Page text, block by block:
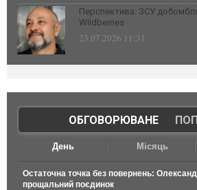
Перспектива: ЗСУ
Wildberries
23.07.2026 11:31
ОБГОВОРЮВАНЕ|
День Місяць
Остаточна точка без повернень:
прощальний поєдинок